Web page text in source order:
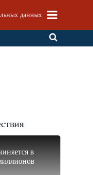
данных
в